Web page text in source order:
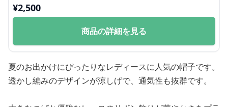
¥2,500
商品の詳細を見る
夏のお出かけにぴったりなレディースに人気の帽子です。
透かし編みのデザインが涼しげで、通気性も抜群です。